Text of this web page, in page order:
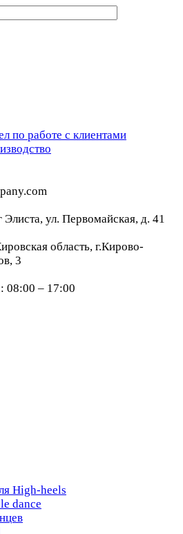
по работе с клиентами
ул. Первомайская, д. 41
область, г.Кирово-
3
08:00 – 17:00
High-heels
dance